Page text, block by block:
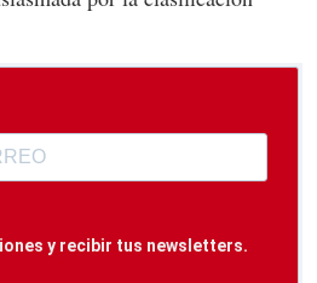
y recibir tus newsletters.